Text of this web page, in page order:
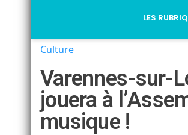
LES
Culture
Varennes-sur-
jouera à
musique !